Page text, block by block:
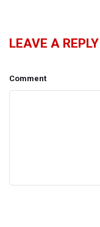
LEAVE A REPLY
Comment